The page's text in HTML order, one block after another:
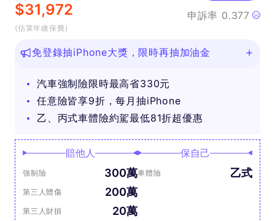
$31,972
(估算年繳保費)
申訴率 0.377
免登錄抽iPhone大獎，限時再抽加油金
汽車強制險限時最高省330元
任意險皆享9折，每月抽iPhone
乙、丙式車體險約駕最低81折超優惠
賠他人
強制險 300萬
第三人體傷 200萬
第三人財損 20萬
保自己
車體險 乙式